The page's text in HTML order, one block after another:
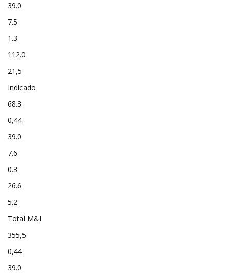
39.0
7.5
1.3
112.0
21,5
Indicado
68.3
0,44
39.0
7.6
0.3
26.6
5.2
Total M&I
355,5
0,44
39.0